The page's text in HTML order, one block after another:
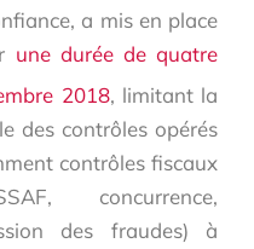
a mis en place
une durée de quatre
2018, limitant la
des contrôles opérés
contrôles fiscaux
concurrence,
des fraudes) à